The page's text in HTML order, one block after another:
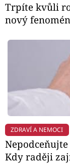
Trpíte kvůli
nový
ZDRAVÍ A NEMOCI
Kdy raději